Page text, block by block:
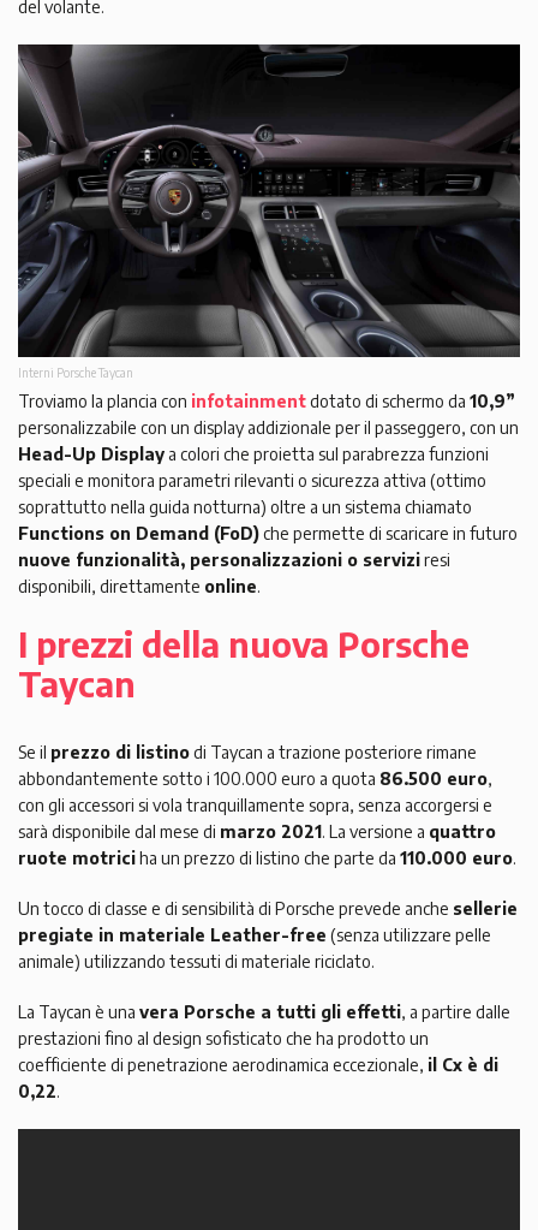
del volante.
Interni Porsche Taycan
Troviamo la plancia con infotainmentdotato di schermo da 10,9”
personalizzabile con un display addizionale per il passeggero, con un
Head-Up Display a colori che proietta sul parabrezza funzioni
speciali e monitora parametri rilevanti o sicurezza attiva (ottimo
soprattutto nella guida notturna) oltre a un sistema chiamato
Functions on Demand (FoD)che permette di scaricare in futuro
nuove funzionalità, personalizzazioni o serviziresi
disponibili, direttamente online.
I prezzi della nuova Porsche
Taycan
Se il prezzo di listinodi Taycan a trazione posteriore rimane
abbondantemente sotto i 100.000 euro a quota 86.500 euro,
con gli accessori si vola tranquillamente sopra, senza accorgersi e
sarà disponibile dal mese di marzo 2021. La versione a quattro
ruote motriciha un prezzo di listino che parte da 110.000 euro.
Un tocco di classe e di sensibilità di Porsche prevede anche sellerie
pregiate in materiale Leather-free (senza utilizzare pelle
animale) utilizzando tessuti di materiale riciclato.
La Taycan è una vera Porsche a tutti gli effetti, a partire dalle
prestazioni fino al design sofisticato che ha prodotto un
coefficiente di penetrazione aerodinamica eccezionale, il Cx è di
0,22.